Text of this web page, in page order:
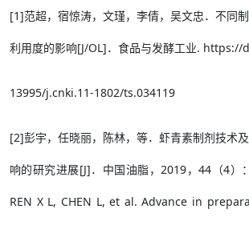
[1]范超，宿惊涛，文瑾，李倩，吴文忠．不同
利用度的影响[J/OL]．食品与发酵工业. https://
13995/j.cnki.11-1802/ts.034119
[2]彭宇，任晓丽，陈林，等．虾青素制剂技术
响的研究进展[J]．中国油脂，2019，44（4）
REN X L, CHEN L, et al. Advance in